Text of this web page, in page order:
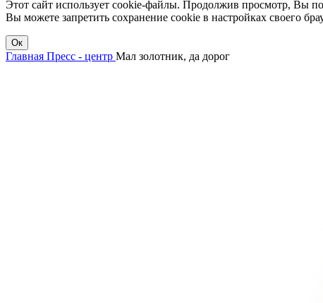
Этот сайт использует cookie-файлы. Продолжив просмотр, Вы
Вы можете запретить сохранение cookie в настройках своего
Ок
Главная Пресс - центр Мал золотник, да дорог